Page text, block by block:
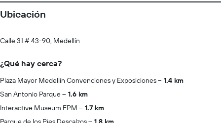
Ubicación
Calle 31 # 43-90, Medellín
¿Qué hay cerca?
Plaza Mayor Medellín Convenciones y Exposiciones
1.4 km
San Antonio Parque
1.6 km
Interactive Museum EPM
1.7 km